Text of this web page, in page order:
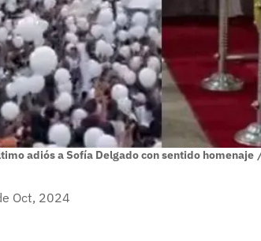
adiós a Sofía Delgado con sentido homenaje
Oct, 2024